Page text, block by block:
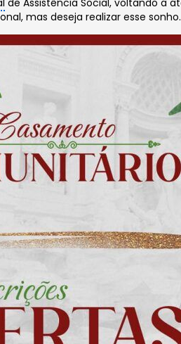
de Assistência Social, voltando a
mas deseja realizar esse sonho.